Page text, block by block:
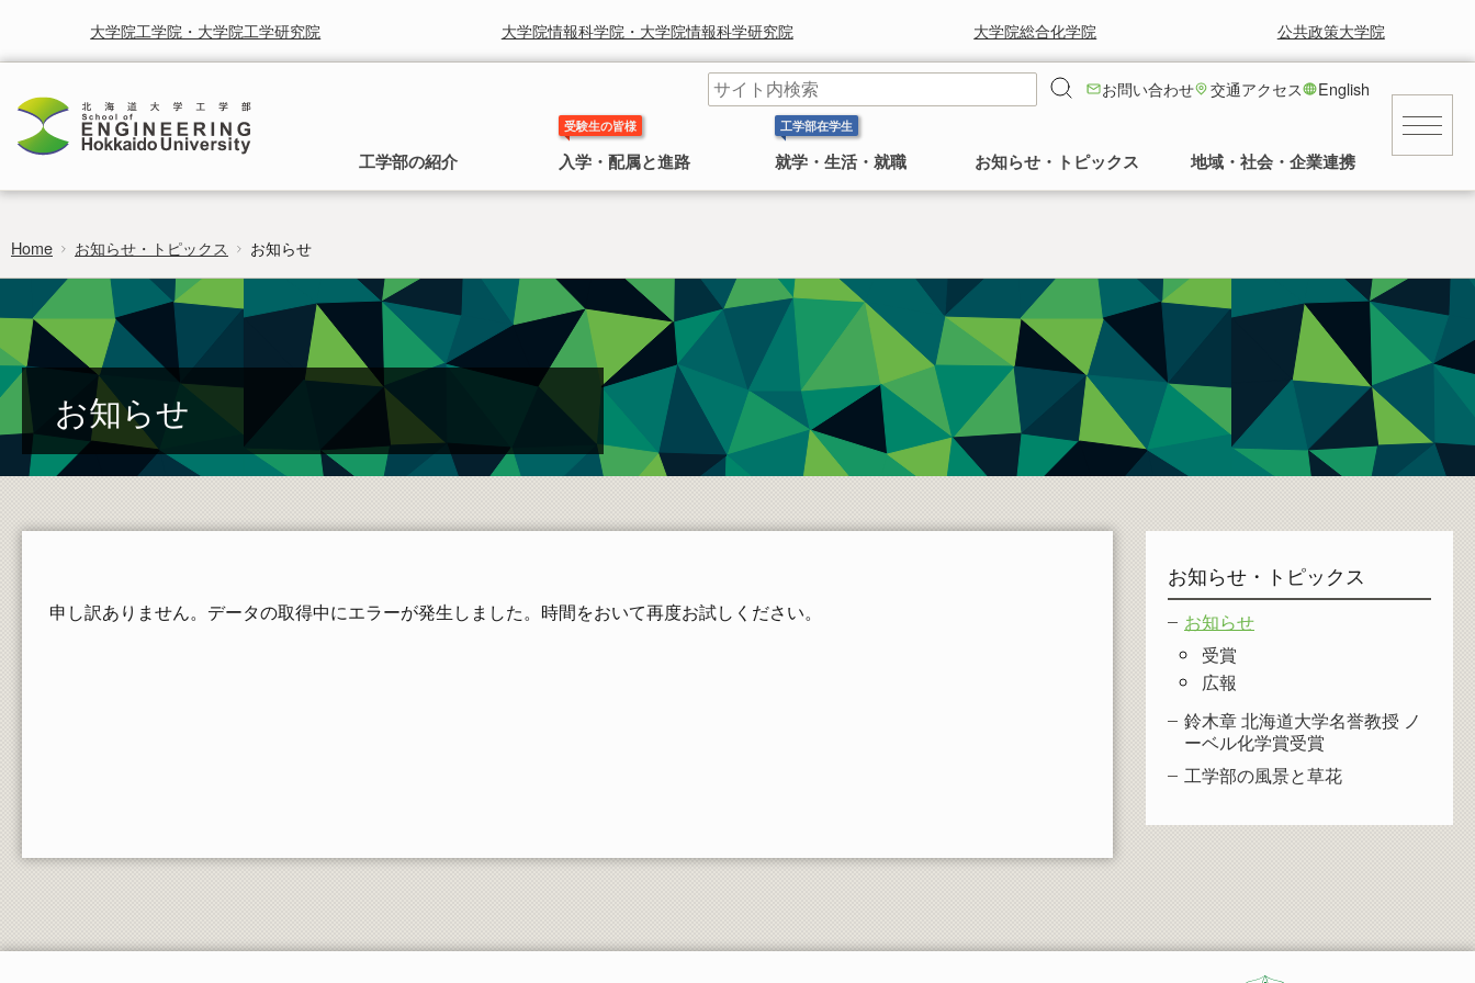
大学院工学院・大学院工学研究院 大学院情報科学院・大学院情報科学研究院 大学院総合化学院 公共政策大学院
お問い合わせ 交通アクセス English
工学部の紹介
工学部の理念
北海道大学工学部は，人類の生活をより快適に，より豊かに
することを使命として取り組まれるべき学問としての工学を
通じて社会に貢献することを基本理念としています。
工学部長より皆様へのごあいさつ
交通アクセス
建物
ポリシー・取組・評価 概要 発行誌
教員一覧
受験生の皆様
入学・配属と進路
入学から卒業までのご案内
入試の種類と募集方法，入学後の所属と工
学部への移行，卒業後の進路についてご案
内します。
フロンティア入試
編入学・学士入学募集要項
非正規生出願要項
工学部には 応用理工系学科，情報エレクトロニクス学科，
機械知能工学科，環境社会工学科 の4学科 があります。
景気に左右されず安定した就職率の高さを
誇っています。
工学部在学生
就学・生活・就職
就学と授業に関する情報
時間割
行事予定
カリキュラムマップ
卒業論文
日本学生支援機構(旧 日本育英会)奨学金のお知ら
せ
民間奨学金のお知らせ
求人等情報
民間
公務員・団体
証明書のご請求・発行
郵送依頼される方、卒業・修了された方の請求
工学研究院図書館
お知らせ・トピックス
お知らせ
受賞
広報
ーベル化学賞受賞
2010年にノーベル化学賞を受賞した鈴
木章名誉教授の特集
工学部正面玄関前の中庭の様子など。多く
の卒業生に植樹していただいてます。
地域・社会・企業連携
研究・産学連携
北海道大学研究シーズ集
研究者総覧システム
researchmap
工学院・工学研究院
情報科学院・情報科学研究院
総合化学院
公共政策大学院
Home お知らせ・トピックス お知らせ
お知らせ
申し訳ありません。データの取得中にエラーが発生しました。時間をおいて再度お試しください。
お知らせ・トピックス
お知らせ
受賞
広報
鈴木章 北海道大学名誉教授 ノ
ーベル化学賞受賞
工学部の風景と草花